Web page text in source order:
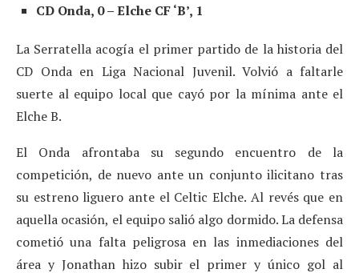
CD Onda, 0 – Elche CF ‘B’, 1
La Serratella acogía el primer partido de la historia del
CD Onda en Liga Nacional Juvenil. Volvió a faltarle
suerte al equipo local que cayó por la mínima ante el
Elche B.
El Onda afrontaba su segundo encuentro de la
competición, de nuevo ante un conjunto ilicitano tras
su estreno liguero ante el Celtic Elche. Al revés que en
aquella ocasión, el equipo salió algo dormido. La defensa
cometió una falta peligrosa en las inmediaciones del
área y Jonathan hizo subir el primer y único gol al